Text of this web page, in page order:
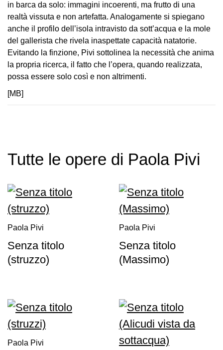
Storia
Sedi
Tutte
sedi
Castello
Cerruti
Digitale
Visita
Biglietti
Chi
siamo
Organizza
evento
in barca da solo: immagini incoerenti, ma frutto di una
realtà vissuta e non artefatta. Analogamente si spiegano
anche il profilo dell’isola intravisto da sott’acqua e la mole
del gallerista che rivela inaspettate capacità natatorie.
Evitando la finzione, Pivi sottolinea la necessità che anima
la propria ricerca, il fatto che l’opera, quando realizzata,
possa essere solo così e non altrimenti.
[MB]
Tutte le opere di Paola Pivi
Paola Pivi
Senza titolo
(struzzo)
Paola Pivi
Senza titolo
(Massimo)
Paola Pivi